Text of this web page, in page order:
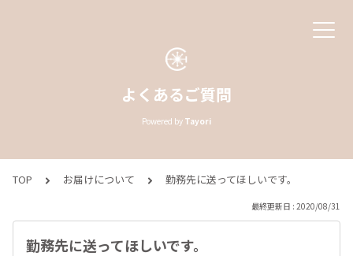
よくあるご質問
Powered by Tayori
TOP お届けについて 勤務先に送ってほしいです。
最終更新日 : 2020/08/31
勤務先に送ってほしいです。